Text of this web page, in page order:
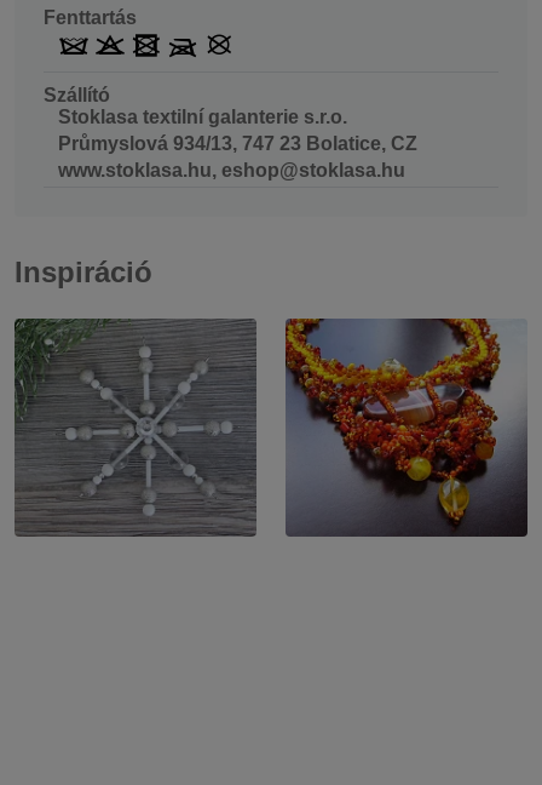
Fenttartás
Szállító
Stoklasa textilní galanterie s.r.o.
Průmyslová 934/13, 747 23 Bolatice, CZ
www.stoklasa.hu, eshop@stoklasa.hu
Inspiráció